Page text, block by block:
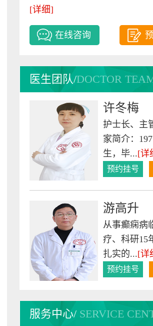
[详细]
在线咨询
医生团队/DOCTOR
中医科主任
1952年10月
预约挂号
许冬梅
护士长、主
家简介：
生，毕...[详
预约挂号
游高升
从事癫痫病
疗、科研15
扎实的...[详
预约挂号
何爱军
服务中心/ SERVICE